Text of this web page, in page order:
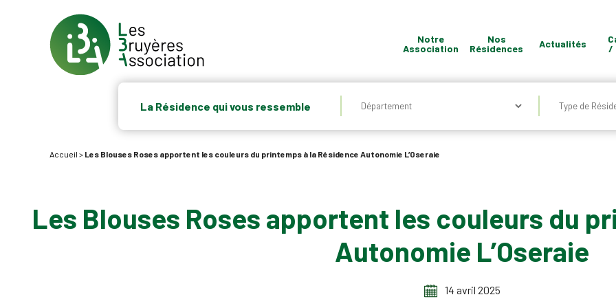
Notre
Association
Nos
Résidences
Actualités
/
La Résidence qui vous ressemble
type
de
Accueil > Les Blouses Roses apportent les couleurs du printemps à la Résidence Autonomie L’Oseraie
Les Blouses Roses apportent les couleurs du
Autonomie L’Oseraie
14 avril 2025